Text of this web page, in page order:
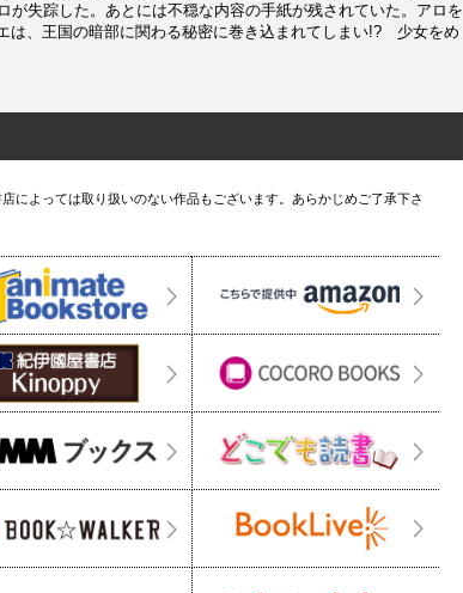
が失踪した。あとには不穏な内容の手紙が残されていた。アロを
は、王国の暗部に関わる秘密に巻き込まれてしまい!? 少女をめ
によっては取り扱いのない作品もございます。あらかじめご了承下さ